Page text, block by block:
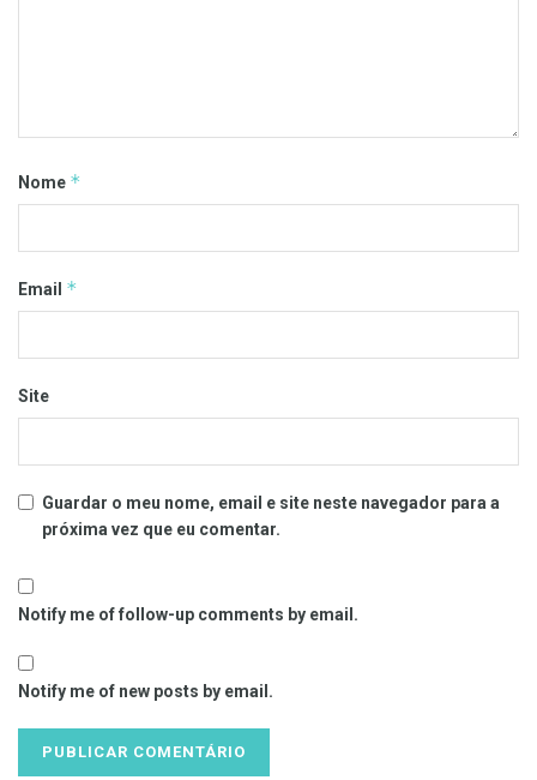
Nome *
Email *
Site
Guardar o meu nome, email e site neste navegador para a
próxima vez que eu comentar.
Notify me of follow-up comments by email.
Notify me of new posts by email.